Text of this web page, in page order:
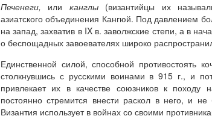
Печенеги, или канглы(византийцы их
азиатского объединения Кангюй. Под давлением
на запад, захватив в IX в. заволжские степи, а в
о беспощадных завоевателях широко
Единственной силой, способной противостоять
столкнувшись с русскими воинами в 915 г., и
привлекает их в качестве союзников к походу
постоянно стремится внести раскол в него, и
Византия использует в войнах со своими